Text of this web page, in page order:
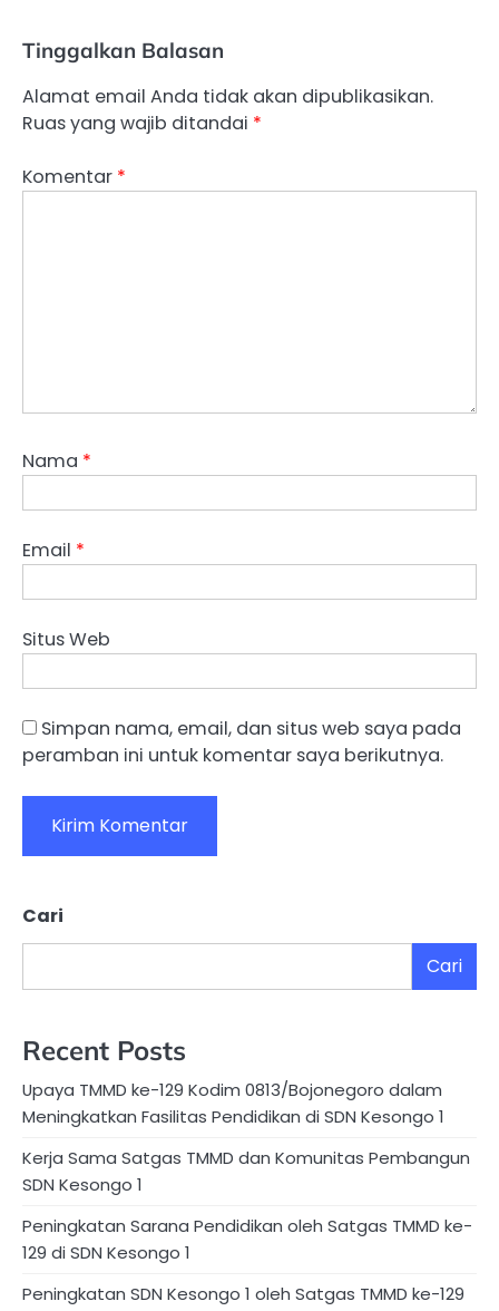
Tinggalkan Balasan
Alamat email Anda tidak akan dipublikasikan.
Ruas yang wajib ditandai *
Komentar *
Nama *
Email *
Situs Web
Simpan nama, email, dan situs web saya pada
peramban ini untuk komentar saya berikutnya.
Cari
Cari
Recent Posts
Upaya TMMD ke-129 Kodim 0813/Bojonegoro dalam
Meningkatkan Fasilitas Pendidikan di SDN Kesongo 1
Kerja Sama Satgas TMMD dan Komunitas Pembangun
SDN Kesongo 1
Peningkatan Sarana Pendidikan oleh Satgas TMMD ke-
129 di SDN Kesongo 1
Peningkatan SDN Kesongo 1 oleh Satgas TMMD ke-129